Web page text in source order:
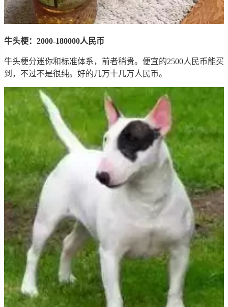
牛头梗：2000-180000人民币
牛头梗分迷你和标准体系，前者稍贵。便宜的2500人民币能买
到，不过不是很纯。好的几万十几万人民币。